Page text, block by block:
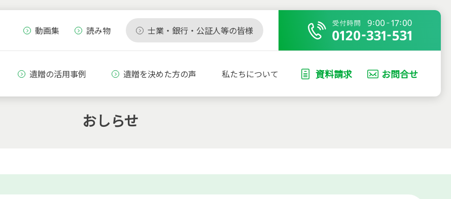
動画集 読み物 士業・銀行・公証人等の皆様
遺贈の活用事例 遺贈を決めた方の声 私たちについて 資料請求 お問合せ
おしらせ